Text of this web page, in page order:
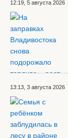
12:19, 5 августа 2026
13:13, 3 августа 2026